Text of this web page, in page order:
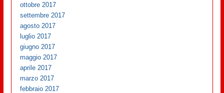
ottobre 2017
settembre 2017
agosto 2017
luglio 2017
giugno 2017
maggio 2017
aprile 2017
marzo 2017
febbraio 2017